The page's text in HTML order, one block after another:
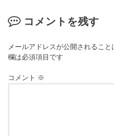
コメントを残す
メールアドレスが公開されること
欄は必須項目です
コメント ※